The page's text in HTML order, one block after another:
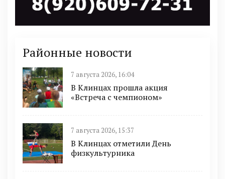
Районные новости
7 августа 2026, 16:04
В Клинцах прошла акция
«Встреча с чемпионом»
7 августа 2026, 15:37
В Клинцах отметили День
физкультурника